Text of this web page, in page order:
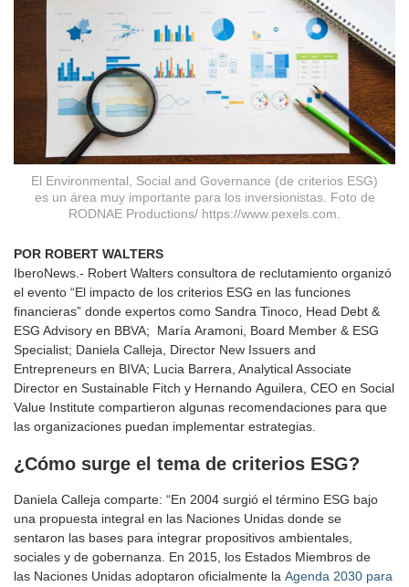
El Environmental, Social and Governance (de criterios ESG)
es un área muy importante para los inversionistas. Foto de
RODNAE Productions/ https://www.pexels.com.
POR ROBERT WALTERS
IberoNews.- Robert Walters consultora de reclutamiento organizó
el evento “El impacto de los criterios ESG en las funciones
financieras” donde expertos como Sandra Tinoco, Head Debt &
ESG Advisory en BBVA; María Aramoni, Board Member & ESG
Specialist; Daniela Calleja, Director New Issuers and
Entrepreneurs en BIVA; Lucia Barrera, Analytical Associate
Director en Sustainable Fitch y Hernando Aguilera, CEO en Social
Value Institute compartieron algunas recomendaciones para que
las organizaciones puedan implementar estrategias.
¿Cómo surge el tema de criterios ESG?
Daniela Calleja comparte: “En 2004 surgió el término ESG bajo
una propuesta integral en las Naciones Unidas donde se
sentaron las bases para integrar propositivos ambientales,
sociales y de gobernanza. En 2015, los Estados Miembros de
las Naciones Unidas adoptaron oficialmente la Agenda 2030 para